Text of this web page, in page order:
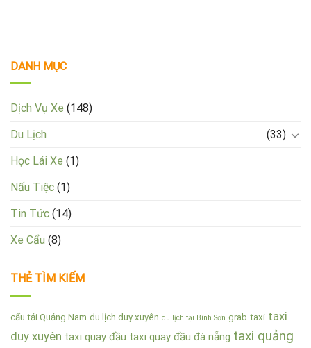
DANH MỤC
Dịch Vụ Xe (148)
Du Lịch
(33)
Học Lái Xe (1)
Nấu Tiệc (1)
Tin Tức (14)
Xe Cẩu (8)
THẺ TÌM KIẾM
cẩu tải Quảng Nam du lịch duy xuyên du lịch tại Bình Sơn grab taxi taxi
duy xuyên taxi quay đầu taxi quay đầu đà nẵng taxi quảng